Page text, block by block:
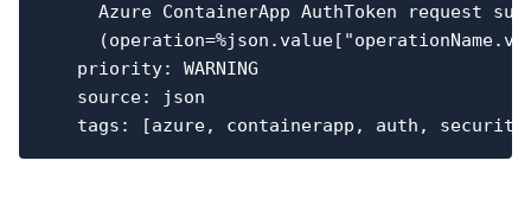
Azure ContainerApp AuthToken request
    priority: WARNING
    source: json